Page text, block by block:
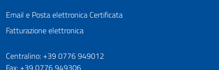
Email e Posta elettronica Certificata
Fatturazione elettronica
Numeri utili
Centralino: +39 0776 949012
Fax: +39 0776 949306